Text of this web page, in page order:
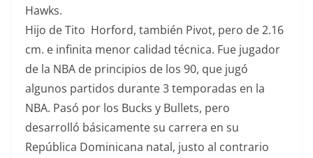
Hawks.
Hijo de Tito Horford, también Pivot, pero de 2.16
cm. e infinita menor calidad técnica. Fue jugador
de la NBA de principios de los 90, que jugó
algunos partidos durante 3 temporadas en la
NBA. Pasó por los Bucks y Bullets, pero
desarrolló básicamente su carrera en su
República Dominicana natal, justo al contrario